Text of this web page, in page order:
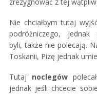
zrezygnować z tej
Nie chciałbym tutaj
podróżniczego,
byli, także nie polecają.
Toskanii, Pizę jednak
Tutaj noclegów
jednak jeśli chcecie